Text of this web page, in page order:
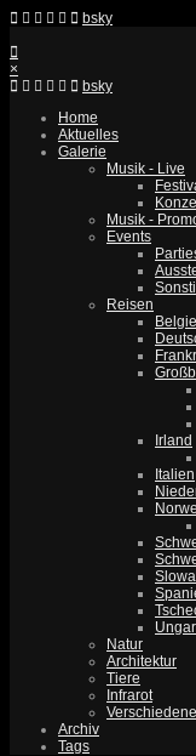
bsky
×
bsky
Home
Aktuelles
Galerie
Musik - Live
Musik -
Events
Reisen
Irland
Italien
Natur
Architektur
Tiere
Infrarot
Archiv
Tags